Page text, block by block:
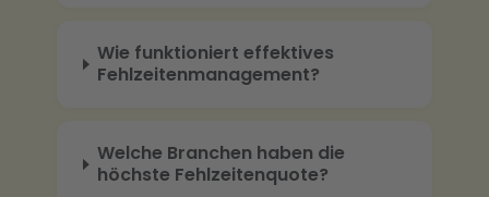
Wie funktioniert effektives
Fehlzeitenmanagement?
Welche Branchen haben die
höchste Fehlzeitenquote?